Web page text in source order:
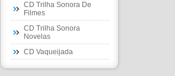
CD Trilha Sonora De
Filmes
CD Trilha Sonora
Novelas
CD Vaqueijada